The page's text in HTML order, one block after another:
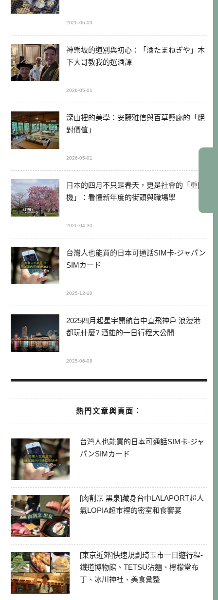
2026-05-03
神樂坂的道別與初心：「酒たまねぎや」木
下大哥教我的選酒課
2026-05-01
深山裡的美學：安藤雅信與百草藝廊的「絕
對價值」
2026-05-01
日本的四月不只是春天，更是社會的「重開
機」：看懂新年度的街頭與職場學
2026-04-30
台灣人也能買的日本可通話SIM卡-ジャパン
SIMカード
2025-12-10
2025四月起星宇開航台中直飛神戶 浪漫港
都玩什麼? 酒雄的一日行程大公開
2025-06-08
熱門文章與頁面︰
台灣人也能買的日本可通話SIM卡-ジャ
パンSIMカード
[肉割烹 黑泉]藏身台中LALAPORT超人
氣LOPIA超市裡的密室和食饗宴
[東京近郊]快速規劃琦玉市一日遊行程-
鐵道博物館、TETSU沾麵、檸檬堂布
丁、冰川神社、美食彙整